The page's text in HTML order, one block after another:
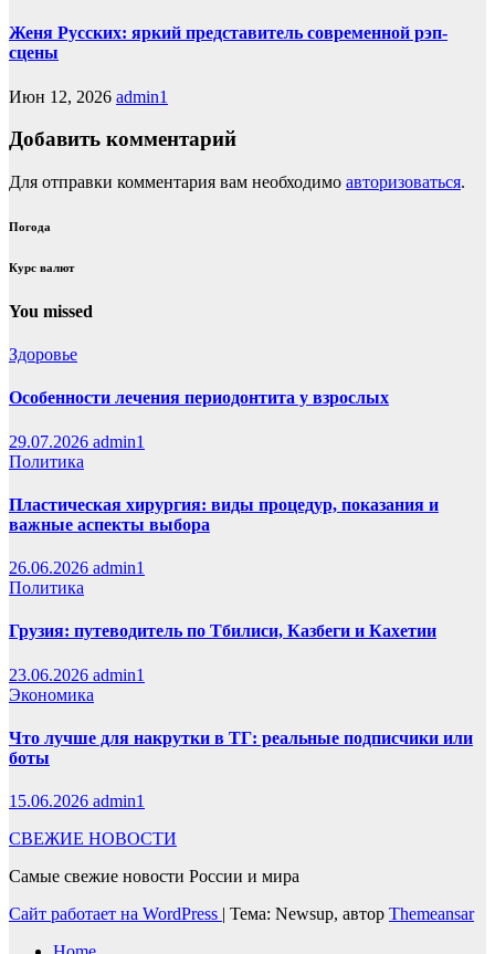
Женя Русских: яркий представитель современной рэп-
сцены
Июн 12, 2026 admin1
Добавить комментарий
Для отправки комментария вам необходимо авторизоваться.
Погода
Курс валют
You missed
Здоровье
Особенности лечения периодонтита у взрослых
29.07.2026 admin1
Политика
Пластическая хирургия: виды процедур, показания и
важные аспекты выбора
26.06.2026 admin1
Политика
Грузия: путеводитель по Тбилиси, Казбеги и Кахетии
23.06.2026 admin1
Экономика
Что лучше для накрутки в ТГ: реальные подписчики или
боты
15.06.2026 admin1
СВЕЖИЕ НОВОСТИ
Самые свежие новости России и мира
Сайт работает на WordPress | Тема: Newsup, автор Themeansar